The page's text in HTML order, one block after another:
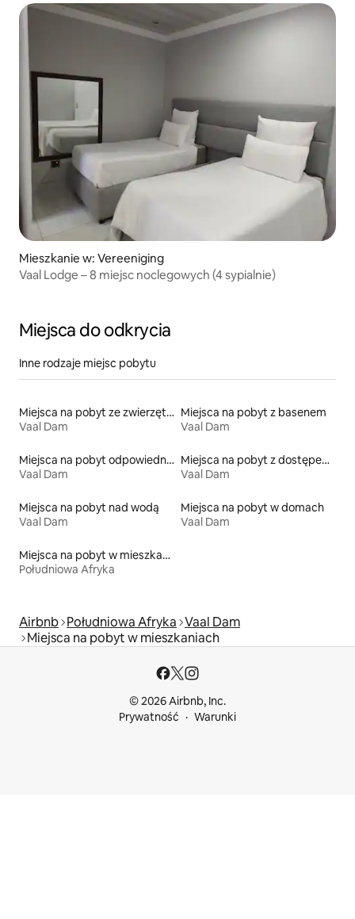
Mieszkanie w: Vereeniging
Vaal Lodge – 8 miejsc noclegowych (4 sypialnie)
Miejsca do odkrycia
Inne rodzaje miejsc pobytu
Miejsca na pobyt ze zwierzętami
Vaal Dam
Miejsca na pobyt z basenem
Vaal Dam
Miejsca na pobyt odpowiednie dla rodzin
Vaal Dam
Miejsca na pobyt z dostępem do jeziora
Vaal Dam
Miejsca na pobyt nad wodą
Vaal Dam
Miejsca na pobyt w domach
Vaal Dam
Miejsca na pobyt w mieszkaniach
Południowa Afryka
Airbnb Południowa Afryka Vaal Dam
Miejsca na pobyt w mieszkaniach
© 2026 Airbnb, Inc.
Prywatność
Warunki